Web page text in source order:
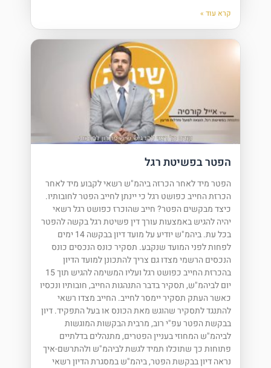
קרא עוד »
הפטר בפשיטת רגל
הפטר מיד לאחר הכרזה ביהמ"ש רשאי לקבוע מיד לאחר
הכרזת החייב כפושט רגל כי יינתן לחייב הפטר לחובותיו.
כיצד מבקשים הפטר? חייב שהוכרז כפושט רגל רשאי
יהיה להגיש באמצעות עורך דין פשיטת רגל בקשה להפטר
בכל עת. ביהמ"ש יודיע על מועד דיון בבקשה 14 ימים
לפחות לפני המועד שנקבע. תסקיר כונס הנכסים כונס
הנכסים הרשמי מצדו גם צריך להתכונן למועד הדיון
בהכרזת החייב כפושט רגל ועליו המשימה להגיש תוך 15
יום לביהמ"ש, תסקיר בדבר התנהגות החייב, חובותיו ונכסיו
כאשר העתק תסקיר יימסר לחייב. החייב מצדו רשאי
להתנגד לתסקיר שהוגש מאת הכונס או בעל התפקיד. דיון
בבקשת הפטר עפ"י רוב, מרבית הבקשות המוגשות
לביהמ"ש המחוזי בעניין הפטרים, מתנהלים בדלתיים
פתוחות כך שתוכלו תמיד לגשת לביהמ"ש ולהתרשם-איך
נראה דיון בבקשת הפטר, ביהמ"ש במסגרת הדיון רשאי